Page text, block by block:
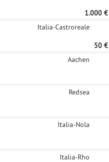
1.000 €
Italia-Castroreale
50 €
Aachen
Redsea
Italia-Nola
Italia-Rho